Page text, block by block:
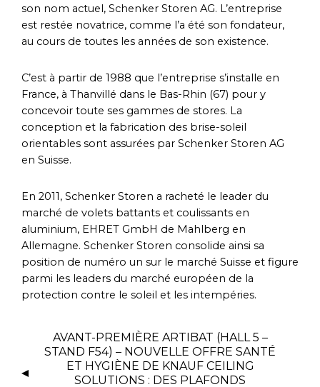
son nom actuel, Schenker Storen AG. L’entreprise
est restée novatrice, comme l’a été son fondateur,
au cours de toutes les années de son existence.
C’est à partir de 1988 que l’entreprise s’installe en
France, à Thanvillé dans le Bas-Rhin (67) pour y
concevoir toute ses gammes de stores. La
conception et la fabrication des brise-soleil
orientables sont assurées par Schenker Storen AG
en Suisse.
En 2011, Schenker Storen a racheté le leader du
marché de volets battants et coulissants en
aluminium, EHRET GmbH de Mahlberg en
Allemagne. Schenker Storen consolide ainsi sa
position de numéro un sur le marché Suisse et figure
parmi les leaders du marché européen de la
protection contre le soleil et les intempéries.
AVANT-PREMIÈRE ARTIBAT (HALL 5 –
STAND F54) – NOUVELLE OFFRE SANTÉ
ET HYGIÈNE DE KNAUF CEILING
SOLUTIONS : DES PLAFONDS